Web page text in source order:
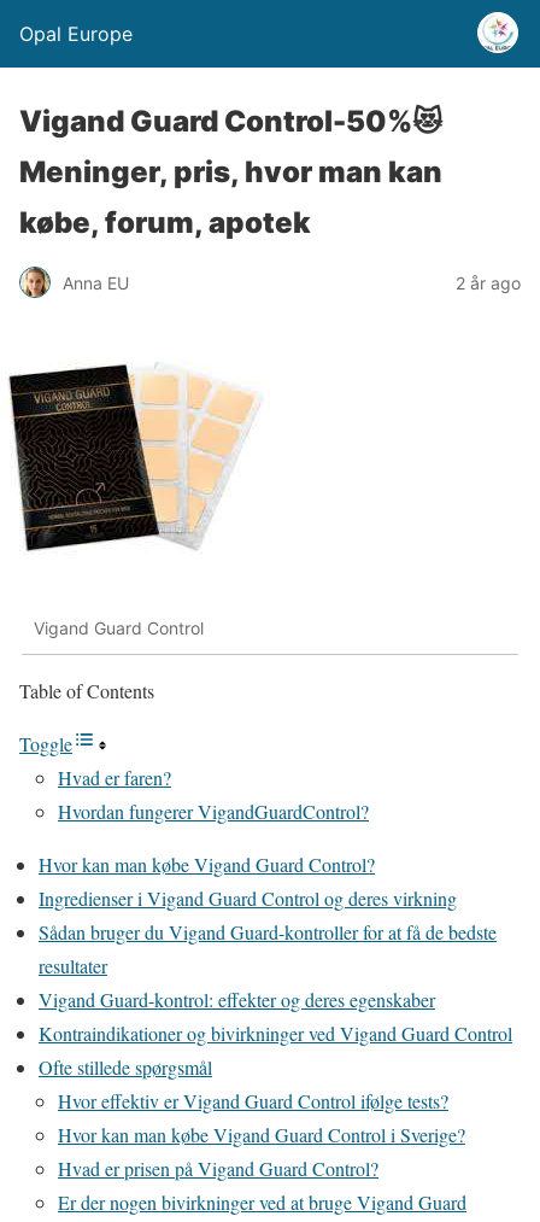
Opal Europe
Vigand Guard Control-50%😻
Meninger, pris, hvor man kan
købe, forum, apotek
Anna EU 2 år ago
Vigand Guard Control
Table of Contents
Toggle
Hvad er faren?
Hvordan fungerer VigandGuardControl?
Hvor kan man købe Vigand Guard Control?
Ingredienser i Vigand Guard Control og deres virkning
Sådan bruger du Vigand Guard-kontroller for at få de bedste
resultater
Vigand Guard-kontrol: effekter og deres egenskaber
Kontraindikationer og bivirkninger ved Vigand Guard Control
Ofte stillede spørgsmål
Hvor effektiv er Vigand Guard Control ifølge tests?
Hvor kan man købe Vigand Guard Control i Sverige?
Hvad er prisen på Vigand Guard Control?
Er der nogen bivirkninger ved at bruge Vigand Guard